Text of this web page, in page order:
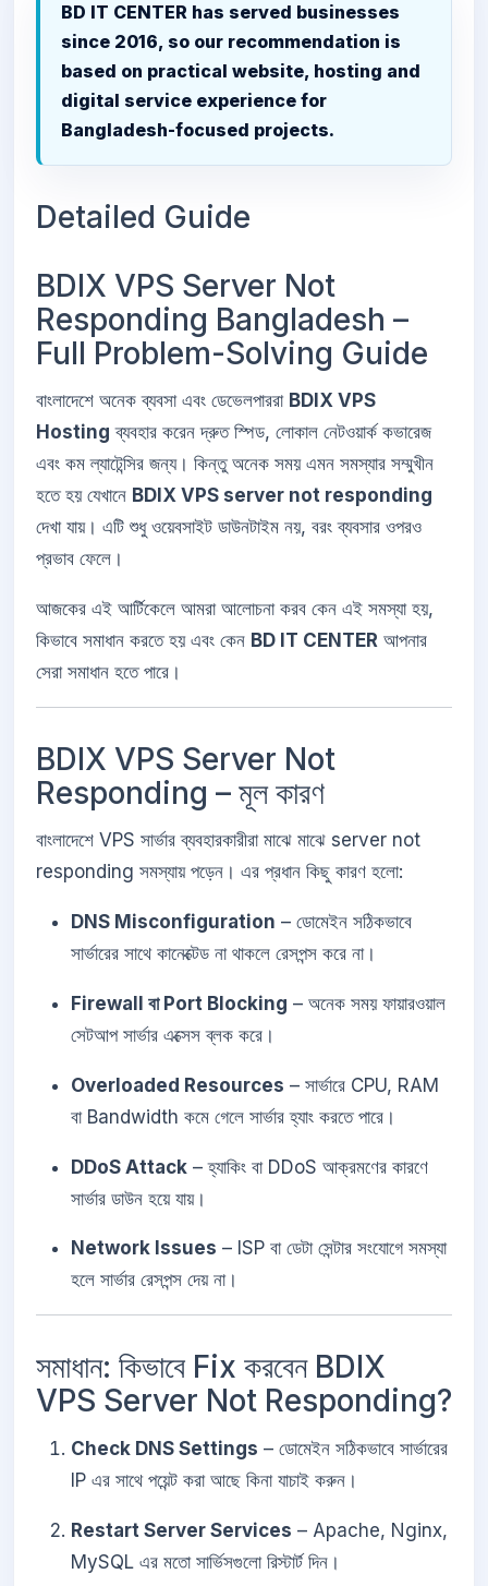
BD IT CENTER has served businesses
since 2016, so our recommendation is
based on practical website, hosting and
digital service experience for
Bangladesh-focused projects.
Detailed Guide
BDIX VPS Server Not
Responding Bangladesh –
Full Problem-Solving Guide
বাংলাদেশে অনেক ব্যবসা এবং ডেভেলপাররা BDIX VPS
Hosting ব্যবহার করেন দ্রুত স্পিড, লোকাল নেটওয়ার্ক কভারেজ
এবং কম ল্যাটেন্সির জন্য। কিন্তু অনেক সময় এমন সমস্যার সম্মুখীন
হতে হয় যেখানে BDIX VPS server not responding
দেখা যায়। এটি শুধু ওয়েবসাইট ডাউনটাইম নয়, বরং ব্যবসার ওপরও
প্রভাব ফেলে।
আজকের এই আর্টিকেলে আমরা আলোচনা করব কেন এই সমস্যা হয়,
কিভাবে সমাধান করতে হয় এবং কেন BD IT CENTER আপনার
সেরা সমাধান হতে পারে।
BDIX VPS Server Not
Responding – মূল কারণ
বাংলাদেশে VPS সার্ভার ব্যবহারকারীরা মাঝে মাঝে server not
responding সমস্যায় পড়েন। এর প্রধান কিছু কারণ হলো:
DNS Misconfiguration – ডোমেইন সঠিকভাবে
সার্ভারের সাথে কানেক্টেড না থাকলে রেসপন্স করে না।
Firewall বা Port Blocking – অনেক সময় ফায়ারওয়াল
সেটআপ সার্ভার এক্সেস ব্লক করে।
Overloaded Resources – সার্ভারে CPU, RAM
বা Bandwidth কমে গেলে সার্ভার হ্যাং করতে পারে।
DDoS Attack – হ্যাকিং বা DDoS আক্রমণের কারণে
সার্ভার ডাউন হয়ে যায়।
Network Issues – ISP বা ডেটা সেন্টার সংযোগে সমস্যা
হলে সার্ভার রেসপন্স দেয় না।
সমাধান: কিভাবে Fix করবেন BDIX
VPS Server Not Responding?
Check DNS Settings – ডোমেইন সঠিকভাবে সার্ভারের
IP এর সাথে পয়েন্ট করা আছে কিনা যাচাই করুন।
Restart Server Services – Apache, Nginx,
MySQL এর মতো সার্ভিসগুলো রিস্টার্ট দিন।